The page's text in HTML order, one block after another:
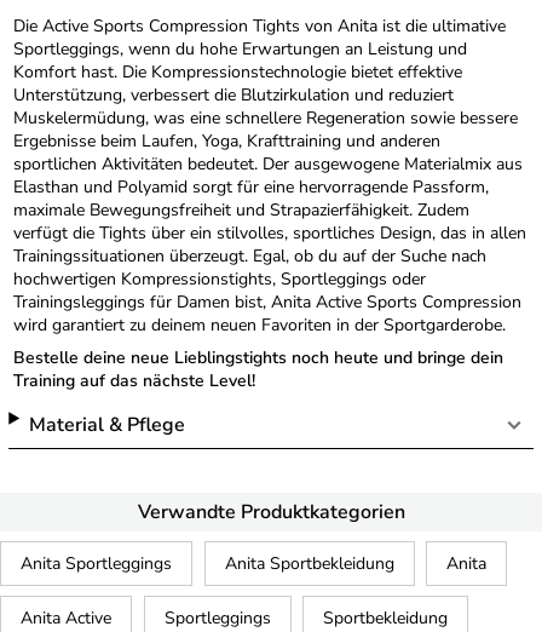
Die Active Sports Compression Tights von Anita ist die ultimative
Sportleggings, wenn du hohe Erwartungen an Leistung und
Komfort hast. Die Kompressionstechnologie bietet effektive
Unterstützung, verbessert die Blutzirkulation und reduziert
Muskelermüdung, was eine schnellere Regeneration sowie bessere
Ergebnisse beim Laufen, Yoga, Krafttraining und anderen
sportlichen Aktivitäten bedeutet. Der ausgewogene Materialmix aus
Elasthan und Polyamid sorgt für eine hervorragende Passform,
maximale Bewegungsfreiheit und Strapazierfähigkeit. Zudem
verfügt die Tights über ein stilvolles, sportliches Design, das in allen
Trainingssituationen überzeugt. Egal, ob du auf der Suche nach
hochwertigen Kompressionstights, Sportleggings oder
Trainingsleggings für Damen bist, Anita Active Sports Compression
wird garantiert zu deinem neuen Favoriten in der Sportgarderobe.
Bestelle deine neue Lieblingstights noch heute und bringe dein
Training auf das nächste Level!
Material & Pflege
Verwandte Produktkategorien
Anita Sportleggings Anita Sportbekleidung Anita
Anita Active Sportleggings Sportbekleidung